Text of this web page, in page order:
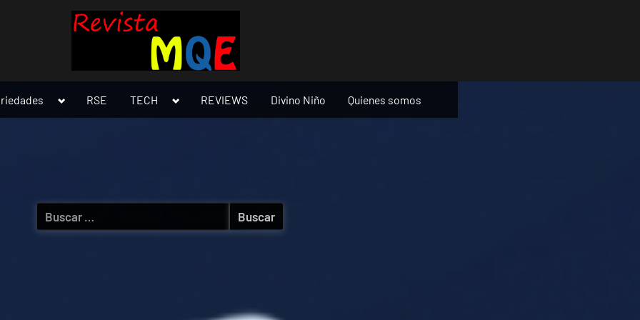
Toggle
menu
RSE TECH
Toggle
menu
REVIEWS Divino Niño Quienes somos
Buscar: